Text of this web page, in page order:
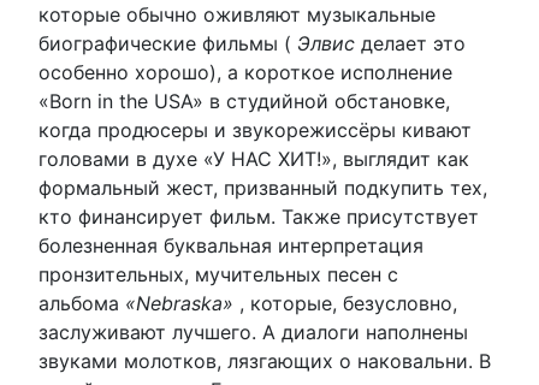
которые обычно оживляют музыкальные
биографические фильмы ( Элвис делает это
особенно хорошо), а короткое исполнение
«Born in the USA» в студийной обстановке,
когда продюсеры и звукорежиссёры кивают
головами в духе «У НАС ХИТ!», выглядит как
формальный жест, призванный подкупить тех,
кто финансирует фильм. Также присутствует
болезненная буквальная интерпретация
пронзительных, мучительных песен с
альбома «Nebraska» , которые, безусловно,
заслуживают лучшего. А диалоги наполнены
звуками молотков, лязгающих о наковальни. В